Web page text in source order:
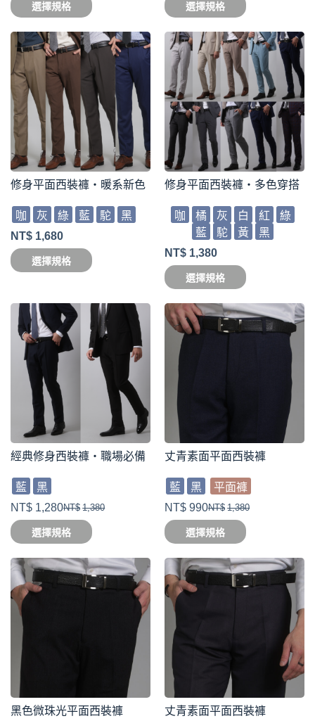
選擇規格 選擇規格
修身平面西裝褲・暖系新色
咖 灰 綠 藍 駝
黑
NT$ 1,680
選擇規格
修身平面西裝褲・多色穿搭
咖 橘 灰 白 紅
綠
藍
駝 黃
黑
NT$ 1,380
選擇規格
經典修身西裝褲・職場必備
藍 黑
NT$ 1,380
NT$ 1,280
選擇規格
丈青素面平面西裝褲
藍 黑 平面褲
NT$ 1,380
NT$ 990
選擇規格
黑色微珠光平面西裝褲 丈青素面平面西裝褲